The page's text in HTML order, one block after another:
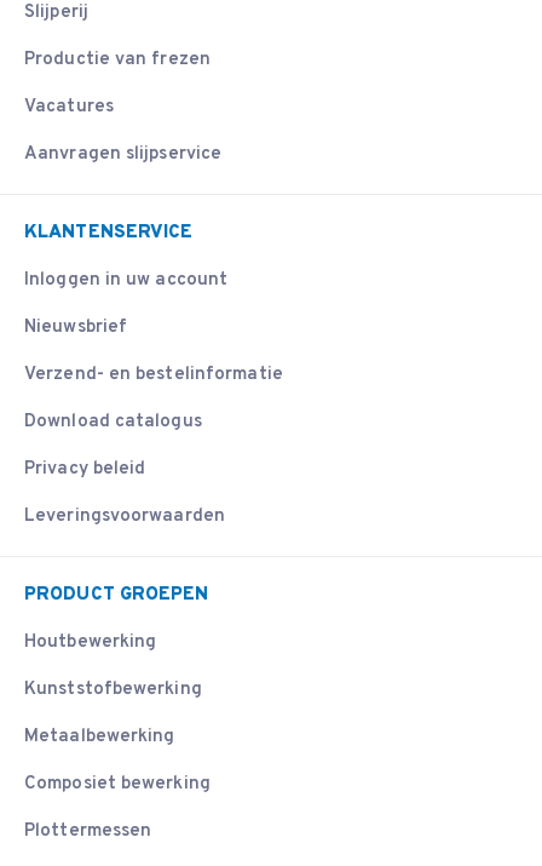
Slijperij
Productie van frezen
Vacatures
Aanvragen slijpservice
KLANTENSERVICE
Inloggen in uw account
Nieuwsbrief
Verzend- en bestelinformatie
Download catalogus
Privacy beleid
Leveringsvoorwaarden
PRODUCT GROEPEN
Houtbewerking
Kunststofbewerking
Metaalbewerking
Composiet bewerking
Plottermessen